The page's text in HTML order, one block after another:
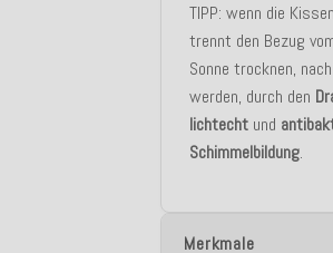
TIPP: wenn die
trennt den Bezug
Sonne trocknen,
werden, durch den
lichtecht und
Schimmelbildung.
Merkmale